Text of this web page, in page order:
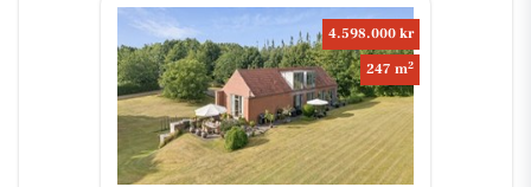
4.598.000 kr
247 m2